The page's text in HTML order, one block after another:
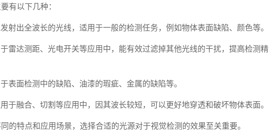
以下几种：
出全波长的光线，适用于一般的检测任务，例如物体表面缺陷、颜色等。
达测距、光电开关等应用中，能有效过滤掉其他光线的干扰，提高检测精
面检测中的缺陷、油漆的瑕疵、金属的缺陷等。
融合、切割等应用中，因其波长较短，可以更好地穿透和破坏物体表面。
特点和应用场景，选择合适的光源对于视觉检测的效果至关重要。